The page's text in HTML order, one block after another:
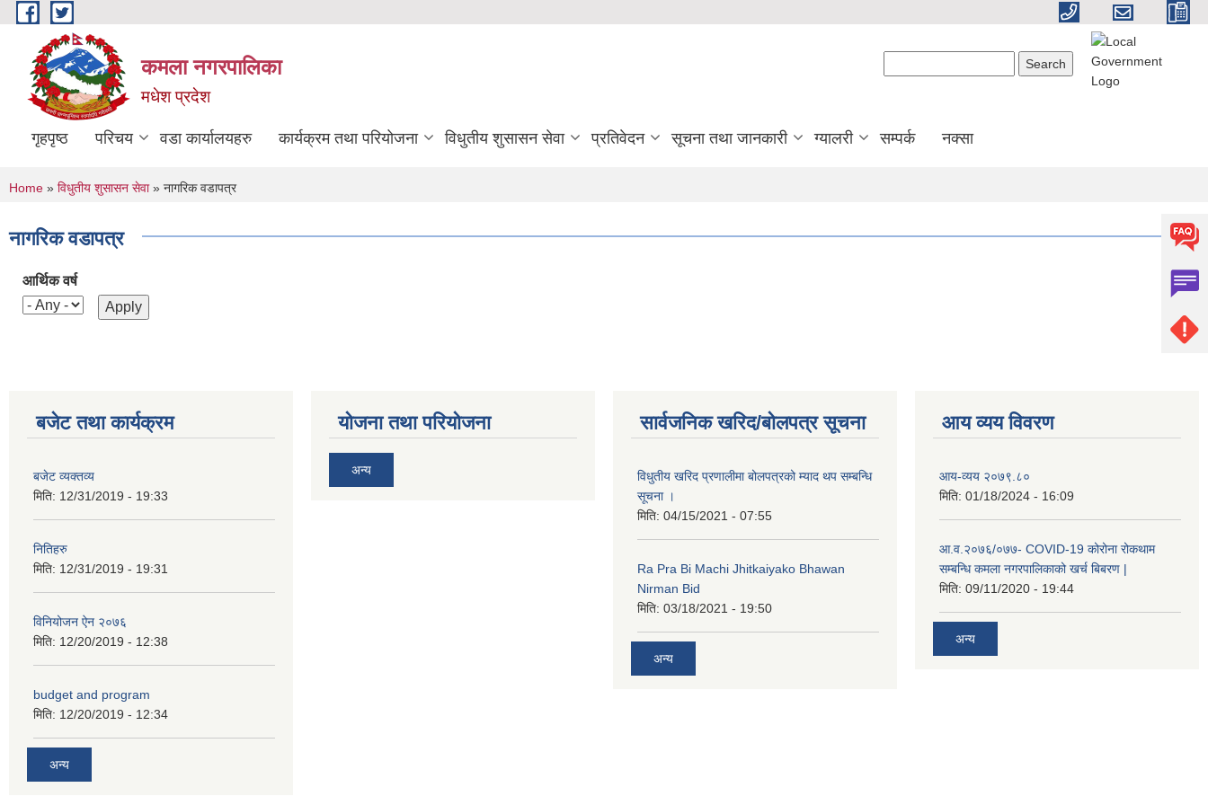
Skip to main content
कमला नगरपालिका
मधेश प्रदेश
गृहपृष्ठ परिचय वडा कार्यालयहरु कार्यक्रम तथा परियोजना विधुतीय शुसासन सेवा प्रतिवेदन सूचना तथा जानकारी ग्यालरी सम्पर्क नक्सा
You are here
Home » विधुतीय शुसासन सेवा» नागरिक वडापत्र
नागरिक वडापत्र
आर्थिक वर्ष
बजेट तथा कार्यक्रम
बजेट व्यक्तव्य
मिति: 12/31/2019 - 19:33
नितिहरु
मिति: 12/31/2019 - 19:31
विनियोजन ऐन २०७६
मिति: 12/20/2019 - 12:38
budget and program
मिति: 12/20/2019 - 12:34
अन्य
योजना तथा परियोजना
अन्य
सार्वजनिक खरिद/बोलपत्र सूचना
विधुतीय खरिद प्रणालीमा बोलपत्रको म्याद थप सम्बन्धि
सूचना ।
मिति: 04/15/2021 - 07:55
Ra Pra Bi Machi Jhitkaiyako Bhawan
Nirman Bid
मिति: 03/18/2021 - 19:50
अन्य
आय व्यय विवरण
आय-व्यय २०७९.८०
मिति: 01/18/2024 - 16:09
आ.व.२०७६/०७७- COVID-19 कोरोना रोकथाम
सम्बन्धि कमला नगरपालिकाको खर्च बिबरण |
मिति: 09/11/2020 - 19:44
अन्य